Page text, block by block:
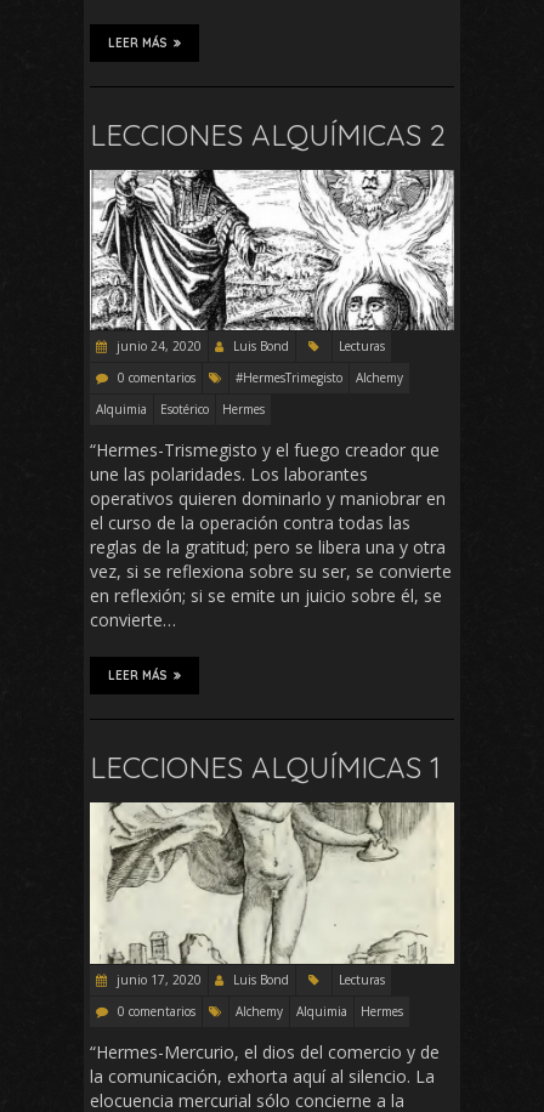
LEER MÁS
LECCIONES ALQUÍMICAS 2
junio 24, 2020 Luis Bond
Lecturas
0 comentarios
#HermesTrimegisto
Alchemy
Alquimia
Esotérico Hermes
“Hermes-Trismegisto y el fuego creador que
une las polaridades. Los laborantes
operativos quieren dominarlo y maniobrar en
el curso de la operación contra todas las
reglas de la gratitud; pero se libera una y otra
vez, si se reflexiona sobre su ser, se convierte
en reflexión; si se emite un juicio sobre él, se
convierte…
LEER MÁS
LECCIONES ALQUÍMICAS 1
junio 17, 2020 Luis Bond
Lecturas
0 comentarios
Alchemy Alquimia Hermes
“Hermes-Mercurio, el dios del comercio y de
la comunicación, exhorta aquí al silencio. La
elocuencia mercurial sólo concierne a la